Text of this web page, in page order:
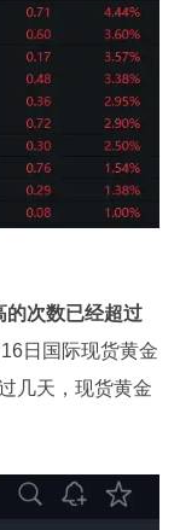
的次数已经超过
日国际现货黄金
几天，现货黄金